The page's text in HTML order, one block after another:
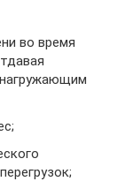
во время